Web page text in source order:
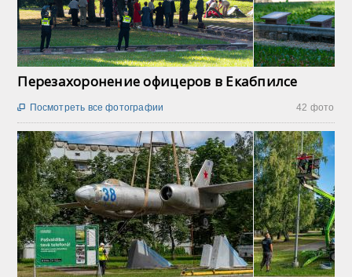
Перезахоронение офицеров в Екабпилсе
42 фото
 Посмотреть все фотографии